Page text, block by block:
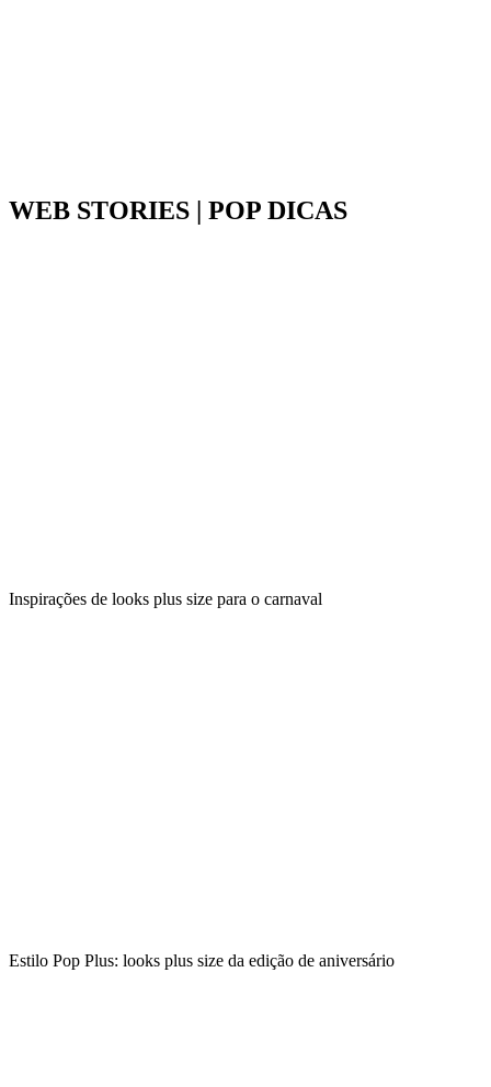
WEB STORIES | POP DICAS
Inspirações de looks plus size para o carnaval
Estilo Pop Plus: looks plus size da edição de aniversário